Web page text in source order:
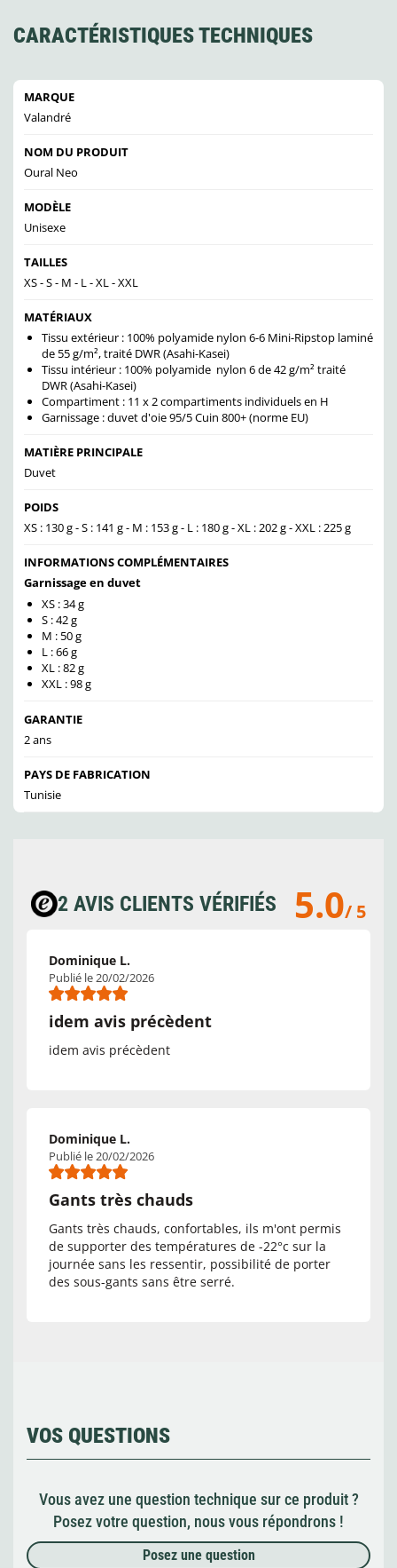
CARACTÉRISTIQUES TECHNIQUES
MARQUE
Valandré
NOM DU PRODUIT
Oural Neo
MODÈLE
Unisexe
TAILLES
XS - S - M - L - XL - XXL
MATÉRIAUX
Tissu extérieur : 100% polyamide nylon 6-6 Mini-Ripstop laminé
de 55 g/m², traité DWR (Asahi-Kasei)
Tissu intérieur : 100% polyamide nylon 6 de 42 g/m² traité
DWR (Asahi-Kasei)
Compartiment : 11 x 2 compartiments individuels en H
Garnissage : duvet d'oie 95/5 Cuin 800+ (norme EU)
MATIÈRE PRINCIPALE
Duvet
POIDS
XS : 130 g - S : 141 g - M : 153 g - L : 180 g - XL : 202 g - XXL : 225 g
INFORMATIONS COMPLÉMENTAIRES
Garnissage en duvet
XS : 34 g
S : 42 g
M : 50 g
L : 66 g
XL : 82 g
XXL : 98 g
GARANTIE
2 ans
PAYS DE FABRICATION
Tunisie
2 AVIS CLIENTS VÉRIFIÉS 5.0/ 5
Dominique L.
Publié le 20/02/2026
idem avis précèdent
idem avis précèdent
Dominique L.
Publié le 20/02/2026
Gants très chauds
Gants très chauds, confortables, ils m'ont permis
de supporter des températures de -22°c sur la
journée sans les ressentir, possibilité de porter
des sous-gants sans être serré.
VOS QUESTIONS
Vous avez une question technique sur ce produit ?
Posez votre question, nous vous répondrons !
Posez une question